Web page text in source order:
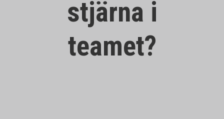
stjärna i
teamet?